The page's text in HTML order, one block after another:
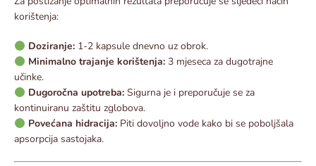
korištenja:
Doziranje:1-2 kapsule dnevno uz obrok.
Minimalno trajanje korištenja:3 mjeseca za dugotrajne
učinke.
Dugoročna upotreba:Sigurna je i preporučuje se za
kontinuiranu zaštitu zglobova.
Povećana hidracija:Piti dovoljno vode kako bi se poboljšala
apsorpcija sastojaka.